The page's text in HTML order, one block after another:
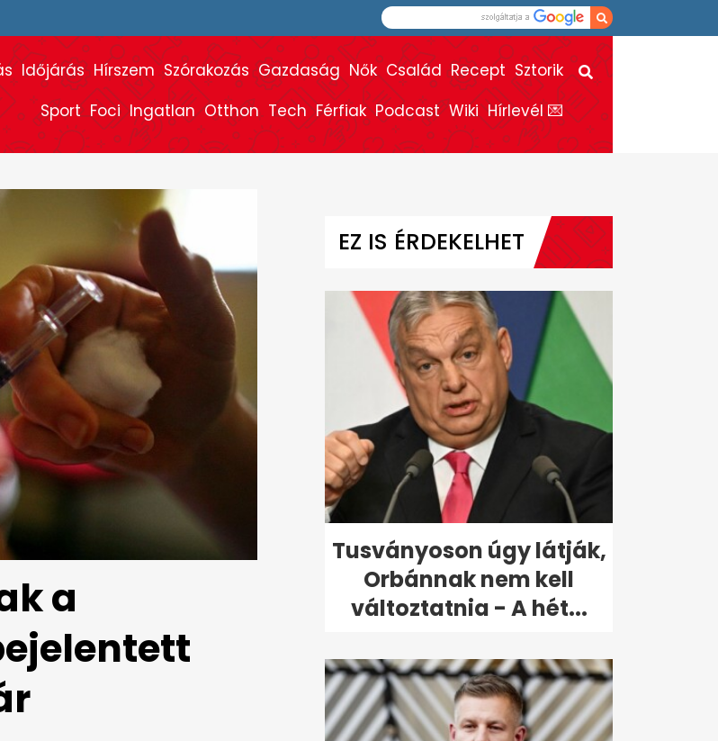
Időjárás Hírszem Szórakozás Gazdaság Nők Család Recept Sztorik
Sport Foci Ingatlan Otthon Tech Férfiak Podcast Wiki Hírlevél 💌
a
EZ IS ÉRDEKELHET
Tusványoson úgy látják,
Orbánnak nem kell
változtatnia - A hét...